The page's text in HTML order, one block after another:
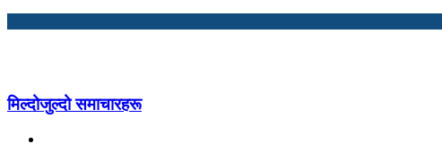
मिल्दोजुल्दो समाचारहरू